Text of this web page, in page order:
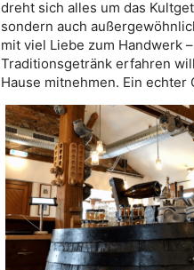
dreht sich alles um das
sondern auch
mit viel Liebe zum Handwerk
Traditionsgetränk erfahren
Hause mitnehmen. Ein